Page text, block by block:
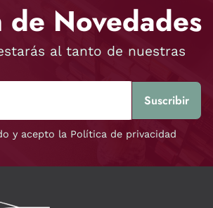
de Novedades
al tanto de nuestras
y acepto la Política de privacidad